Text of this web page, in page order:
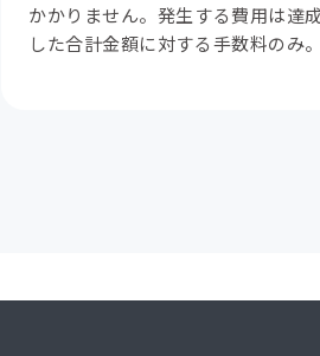
かかりません。発生する費用は達
した合計金額に対する手数料のみ